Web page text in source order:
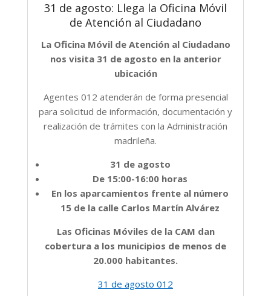
31 de agosto: Llega la Oficina Móvil
de Atención al Ciudadano
La Oficina Móvil de Atención al Ciudadano
nos visita 31 de agosto en la anterior
ubicación
Agentes 012 atenderán de forma presencial
para solicitud de información, documentación y
realización de trámites con la Administración
madrileña.
31 de agosto
De 15:00-16:00 horas
En los aparcamientos frente al número
15 de la calle Carlos Martín Alvárez
Las Oficinas Móviles de la CAM dan
cobertura a los municipios de menos de
20.000 habitantes.
31 de agosto 012